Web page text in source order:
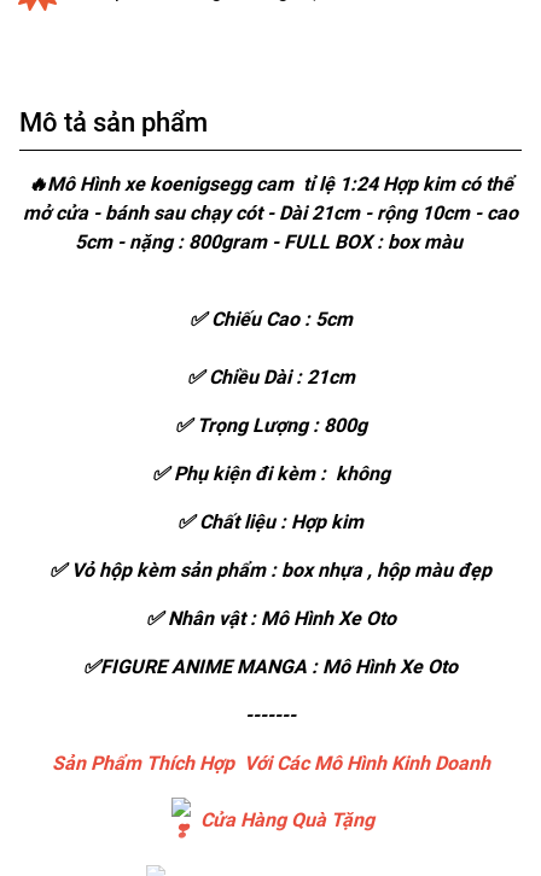
Mô tả sản phẩm
🔥Mô Hình xe koenigsegg cam tỉ lệ 1:24 Hợp kim có thể
mở cửa - bánh sau chạy cót - Dài 21cm - rộng 10cm - cao
5cm - nặng : 800gram - FULL BOX : box màu
✅ Chiếu Cao : 5cm
✅ Chiều Dài : 21cm
✅ Trọng Lượng : 800g
✅ Phụ kiện đi kèm : không
✅ Chất liệu : Hợp kim
✅ Vỏ hộp kèm sản phẩm : box nhựa , hộp màu đẹp
✅ Nhân vật : Mô Hình Xe Oto
✅FIGURE ANIME MANGA : Mô Hình Xe Oto
-------
Sản Phẩm Thích Hợp Với Các Mô Hình Kinh Doanh
Cửa Hàng Quà Tặng